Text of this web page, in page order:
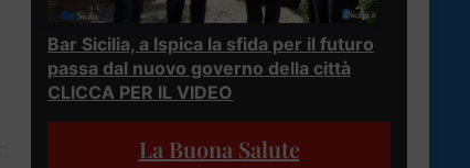
Bar Sicilia, a Ispica la sfida per il futuro
passa dal nuovo governo della città
CLICCA PER IL VIDEO
La Buona Salute